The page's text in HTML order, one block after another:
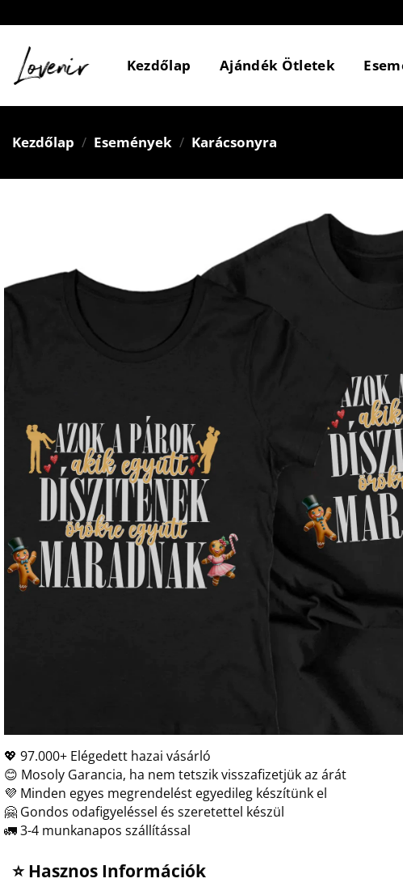
content
Kezdőlap Ajándék Ötletek
Kezdőlap / Események / Karácsonyra
💖 97.000+ Elégedett hazai vásárló
😊 Mosoly Garancia, ha nem tetszik visszafizetjük az árát
💜 Minden egyes megrendelést egyedileg készítünk el
🤗 Gondos odafigyeléssel és szeretettel készül
🚛 3-4 munkanapos szállítással
⭐ Hasznos Információk